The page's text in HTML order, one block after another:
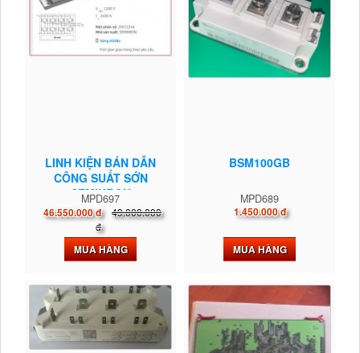
LINH KIỆN BÁN DẪN
CÔNG SUẤT SỚN
SEMIKRON
MPD697
46.550.000 đ
49.000.000
đ
MUA HÀNG
BSM100GB
MPD689
1.450.000 đ
MUA HÀNG